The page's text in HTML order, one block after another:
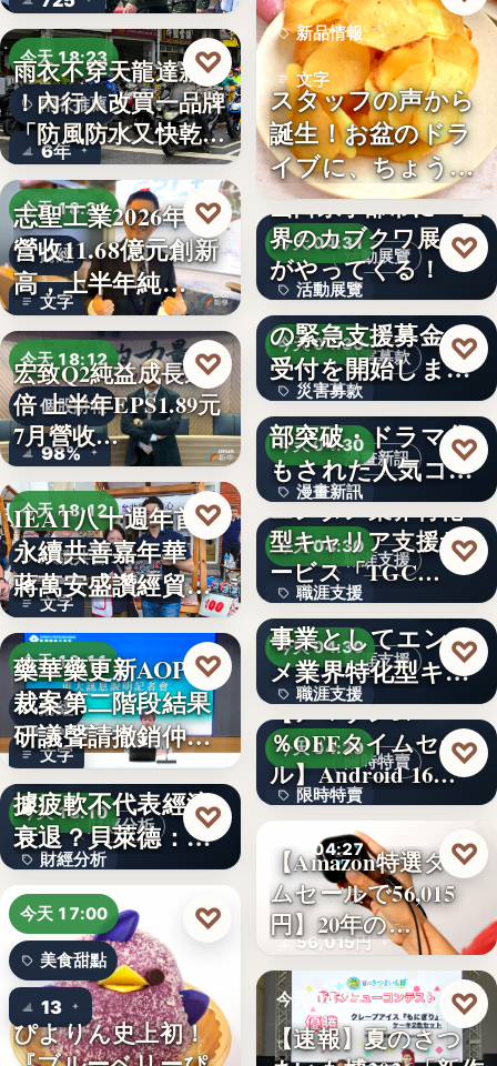
秀…
今天 18:23
雨衣推薦
6年
雨衣不穿天龍達新牌
！內行人改買一品牌
「防風防水又快乾、
穿…
♡
今天 18:21
財經
文字
志聖工業2026年7月
營收11.68億元創新
高，上半年純…
♡
今天 18:12
個股財報
98%
宏致Q2純益成長近1
倍 上半年EPS1.89元
7月營收…
♡
今天 18:12
永續共善
文字
IEAT八十週年首辦
永續共善嘉年華
蔣萬安盛讚經貿公
益打…
♡
今天 18:11
財經
文字
藥華藥更新AOP仲
裁案第二階段結果
研議聲請撤銷仲裁
判斷
♡
財經分析
今天 18:10
財經分析
文字
美國7月非農就業數
據疲軟不代表經濟
衰退？貝萊德：AI
正讓…
♡
今天 17:00
美食甜點
13
ぴよりん史上初！
♡
新品情報
文字
スタッフの声から
誕生！お盆のドラ
イブに、ちょうど
いい。「…
活動展覽
今天 04:31
活動展覽
60
山口県宇部市に『世
界のカブクワ展』
がやってくる！
♡
災害募款
今天 04:30
災害募款
文字
令和8年熊本地震へ
の緊急支援募金の
受付を開始しまし
た
♡
漫畫新訊
今天 04:30
漫畫新訊
文字
シリーズ累計40万
部突破・ドラマ化
もされた人気コミ
ック！…
♡
職涯支援
今天 04:30
職涯支援
330,000
エンタメ業界特化
型キャリア支援サ
ービス「TGC…
♡
職涯支援
今天 04:30
職涯支援
文字
W TOKYO、新規
事業としてエンタ
メ業界特化型キャ
リア…
♡
限時特賣
今天 04:29
限時特賣
15,800円
【アマゾン37
％OFFタイムセー
ル】Android 16…
♡
今天 04:27
健康科技
56,015円
【Amazon特選タイ
ムセールで56,015
円】20年の…
♡
今天 04:27
美食活動
【速報】夏のさつ
♡